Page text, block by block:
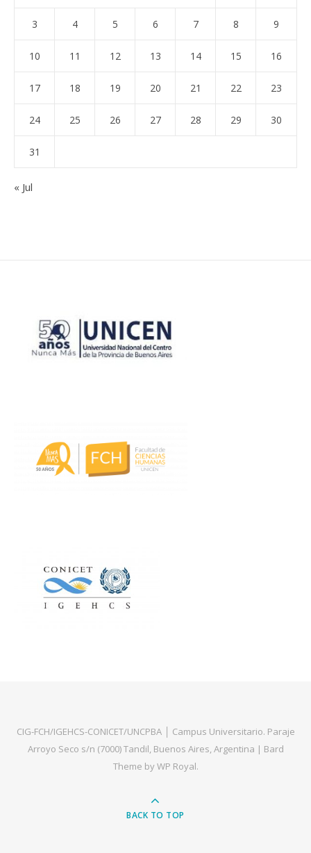
3 4 5 6 7 8 9
10 11 12 13 14 15 16
17 18 19 20 21 22 23
24 25 26 27 28 29 30
31
« Jul
CIG-FCH/IGEHCS-CONICET/UNCPBA │ Campus Universitario. Paraje
Arroyo Seco s/n (7000) Tandil, Buenos Aires, Argentina | Bard
Theme byWP Royal.
BACK TO TOP